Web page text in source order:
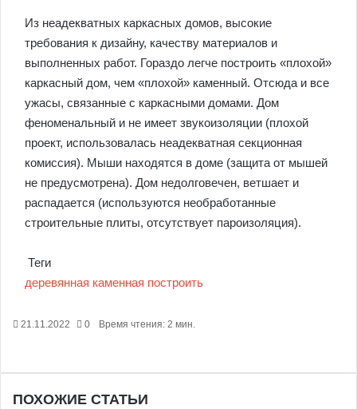
Из неадекватных каркасных домов, высокие
требования к дизайну, качеству материалов и
выполненных работ. Гораздо легче построить «плохой»
каркасный дом, чем «плохой» каменный. Отсюда и все
ужасы, связанные с каркасными домами. Дом
феноменальный и не имеет звукоизоляции (плохой
проект, использовалась неадекватная секционная
комиссия). Мыши находятся в доме (защита от мышей
не предусмотрена). Дом недолговечен, ветшает и
распадается (используются необработанные
строительные плиты, отсутствует пароизоляция).
Теги
деревянная каменная построить
21.11.2022 0 Время чтения: 2 мин.
ПОХОЖИЕ СТАТЬИ